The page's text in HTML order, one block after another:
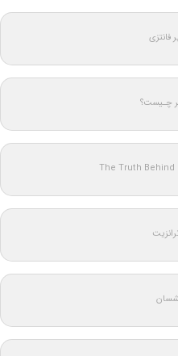
فانتزی
چـیست؟
The Truth Behind